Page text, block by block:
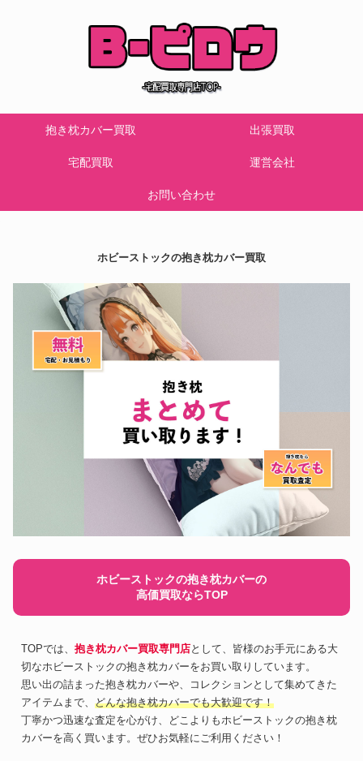
抱き枕カバー買取 出張買取
宅配買取 運営会社
お問い合わせ
ホビーストックの抱き枕カバー買取
ホビーストックの抱き枕カバーの
高価買取ならTOP
TOPでは、 抱き枕カバー買取専門店として、皆様のお手元にある大
切なホビーストックの抱き枕カバーをお買い取りしています。
思い出の詰まった抱き枕カバーや、コレクションとして集めてきた
アイテムまで、 どんな抱き枕カバーでも大歓迎です！
丁寧かつ迅速な査定を心がけ、どこよりもホビーストックの抱き枕
カバーを高く買います。ぜひお気軽にご利用ください！